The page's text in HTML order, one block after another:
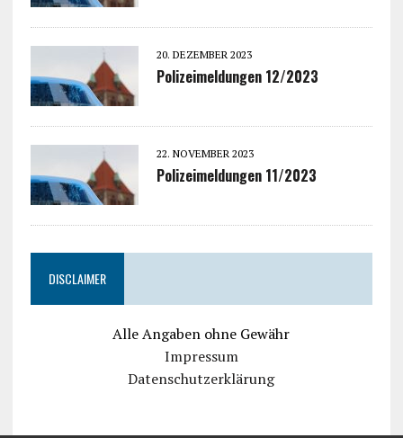
20. DEZEMBER 2023
Polizeimeldungen 12/2023
22. NOVEMBER 2023
Polizeimeldungen 11/2023
DISCLAIMER
Alle Angaben ohne Gewähr
Impressum
Datenschutzerklärung